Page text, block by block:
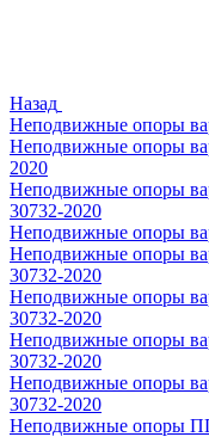
Назад
Неподвижные опоры
Неподвижные опоры
2020
Неподвижные опоры
30732-2020
Неподвижные опоры
Неподвижные опоры
30732-2020
Неподвижные опоры
30732-2020
Неподвижные опоры
30732-2020
Неподвижные опоры
30732-2020
Неподвижные опоры